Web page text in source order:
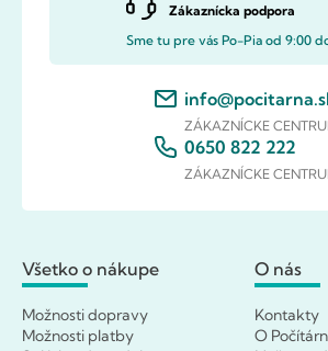
Zákaznícka podpora
Sme tu pre vás Po-Pia od 9:00
ZÁKAZNÍCKE
0650 822 222
ZÁKAZNÍCKE
Všetko o nákupe
Možnosti dopravy
Možnosti platby
O nás
Kontakty
O